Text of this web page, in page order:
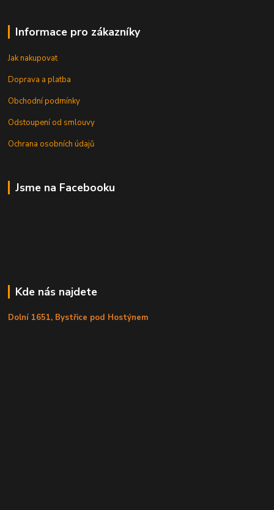
Informace pro zákazníky
Jak nakupovat
Doprava a platba
Obchodní podmínky
Odstoupení od smlouvy
Ochrana osobních údajů
Jsme na Facebooku
Kde nás najdete
Dolní 1651, Bystřice pod Hostýnem